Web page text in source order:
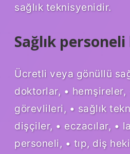
sağlık teknisyenidir.
Sağlık
Ücretli veya gönüllü
doktorlar, • hemşireler,
görevlileri, • sağlık
dişçiler, • eczacılar, •
personeli, • tıp, diş